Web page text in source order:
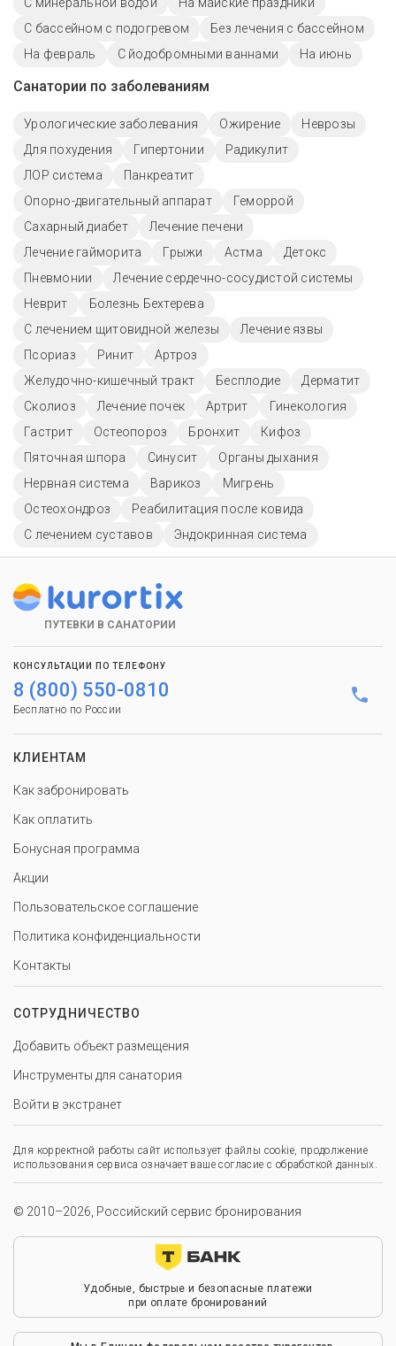
С бассейном с подогревом
Без лечения с бассейном
На февраль
С йодобромными ваннами На июнь
Санатории по заболеваниям
Урологические заболевания Ожирение
Неврозы
Для похудения
Гипертонии
Радикулит
ЛОР система
Панкреатит
Опорно-двигательный аппарат
Геморрой
Сахарный диабет
Лечение печени
Лечение гайморита
Грыжи Астма
Детокс
Пневмонии
Лечение сердечно-сосудистой системы
Неврит
Болезнь Бехтерева
С лечением щитовидной железы
Лечение язвы
Псориаз
Ринит
Артроз
Желудочно-кишечный тракт
Бесплодие
Дерматит
Сколиоз
Лечение почек Артрит
Гинекология
Гастрит
Остеопороз Бронхит
Кифоз
Пяточная шпора
Синусит
Органы дыхания
Нервная система
Варикоз
Мигрень
Остеохондроз
Реабилитация после ковида
С лечением суставов
Эндокринная система
ПУТЕВКИ В САНАТОРИИ
КОНСУЛЬТАЦИИ ПО ТЕЛЕФОНУ
8 (800) 550-0810
Бесплатно по России
КЛИЕНТАМ
Как забронировать
Как оплатить
Бонусная программа
Акции
Пользовательское соглашение
Политика конфиденциальности
Контакты
СОТРУДНИЧЕСТВО
Добавить объект размещения
Инструменты для санатория
Войти в экстранет
Для корректной работы сайт использует файлы cookie, продолжение
использования сервиса означает ваше согласие с обработкой данных.
© 2010–2026, Российский сервис бронирования
Удобные, быстрые и безопасные платежи
при оплате бронирований